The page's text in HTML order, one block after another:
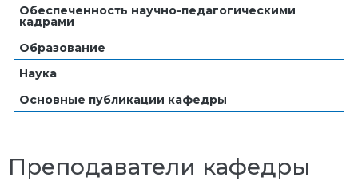
Обеспеченность научно-педагогическими
кадрами
Образование
Наука
Основные публикации кафедры
Преподаватели кафедры